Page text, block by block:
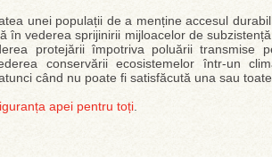
unei populații de a menține accesul
în vederea sprijinirii mijloacelor de
protejării împotriva poluării transmise
conservării ecosistemelor într-un
când nu poate fi satisfăcută una sau
apei pentru toți